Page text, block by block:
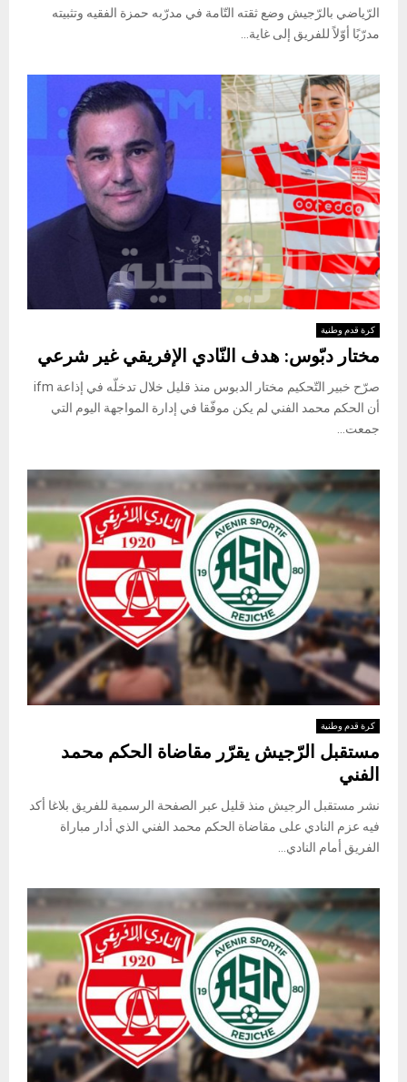
الرّياضي بالرّجيش وضع ثقته التّامة في مدرّبه حمزة الفقيه وتثبيته
مدرّبًا أوّلاً للفريق إلى غاية...
كرة قدم وطنية
مختار دبّوس: هدف النّادي الإفريقي غير شرعي
صرّح خبير التّحكيم مختار الدبوس منذ قليل خلال تدخلّه في إذاعة ifm
أن الحكم محمد الفني لم يكن موفّقا في إدارة المواجهة اليوم التي
جمعت...
كرة قدم وطنية
مستقبل الرّجيش يقرّر مقاضاة الحكم محمد
الفني
نشر مستقبل الرجيش منذ قليل عبر الصفحة الرسمية للفريق بلاغا أكد
فيه عزم النادي على مقاضاة الحكم محمد الفني الذي أدار مباراة
الفريق أمام النادي...